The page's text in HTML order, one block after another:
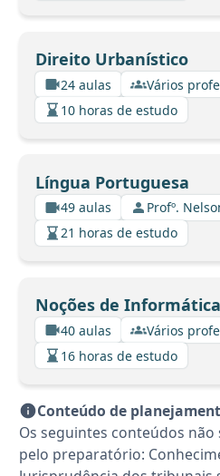
Direito Urbanístico
24 aulas
Vários
10 horas de estudo
Língua Portuguesa
49 aulas
Profº.
21 horas de estudo
Noções de Informática
40 aulas
Vários
16 horas de estudo
Conteúdo de
Os seguintes conteúdos
pelo preparatório: